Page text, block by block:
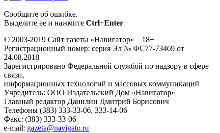
Сообщите об ошибке.
Выделите ее и нажмите Ctrl+Enter
© 2003-2019 Сайт газеты «Навигатор» 18+
Регистрационный номер: серия Эл № ФС77-73469 от
24.08.2018
Зарегистрировано Федеральной службой по надзору в сфере
связи,
информационных технологий и массовых коммуникаций
Учредитель: ООО Издательский Дом «Навигатор»
Главный редактор Данилин Дмитрий Борисович
Телефоны (383) 333-33-06, 333-14-06
Факс: (383) 333-33-06
e-mail: gazeta@navigato.ru